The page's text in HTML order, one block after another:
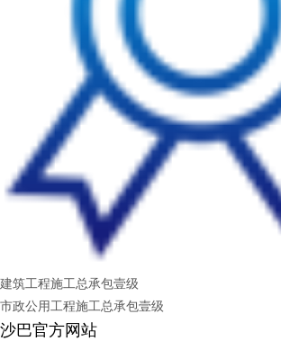
建筑工程施工总承包壹级
市政公用工程施工总承包壹级
沙巴官方网站